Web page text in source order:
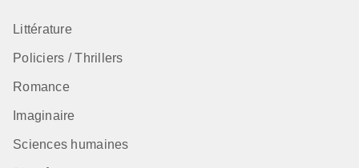
Littérature
Policiers / Thrillers
Romance
Imaginaire
Sciences humaines